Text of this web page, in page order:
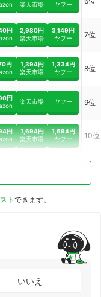
楽天市場 ヤフー
円
2,980円
楽天市場
3,149円
ヤフー
7位
円
1,394円
楽天市場
1,334円
ヤフー
8位
円
楽天市場 ヤフー 9位
円
1,694円
楽天市場
1,694円
ヤフー
10位
ト できます。
いいえ